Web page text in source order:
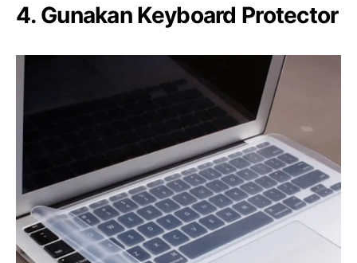
4. Gunakan Keyboard Protector